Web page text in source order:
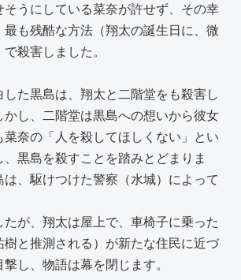
そうにしている菜奈が許せず、その幸
も残酷な方法（翔太の誕生日に、微
殺害しました。
た黒島は、翔太と二階堂をも殺害し
かし、二階堂は黒島への想いから彼女
菜奈の「人を殺してほしくない」とい
、黒島を殺すことを踏みとどまりま
、駆けつけた警察（水城）によって
が、翔太は屋上で、車椅子に乗った
と推測される）が新たな住民に近づ
し、物語は幕を閉じます。